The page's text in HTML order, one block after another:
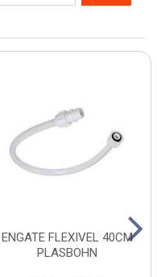
ENGATE FLEXIVEL 40CM
PLASBOHN